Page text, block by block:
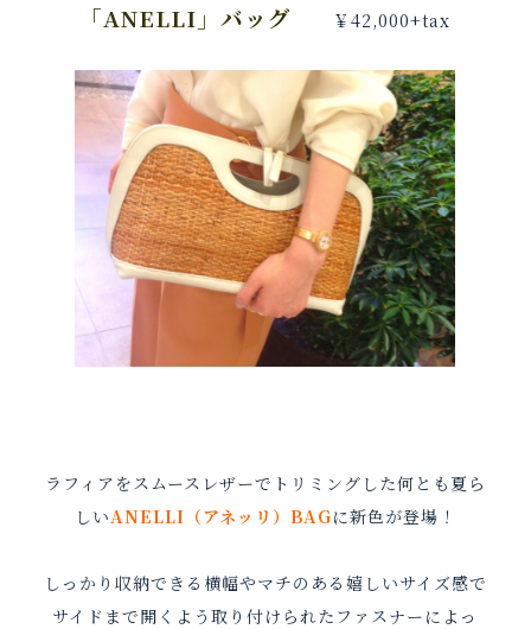
「ANELLI」バッグ ￥42,000+tax
ラフィアをスムースレザーでトリミングした何とも夏ら
しいANELLI（アネッリ）BAGに新色が登場！
しっかり収納できる横幅やマチのある嬉しいサイズ感で
サイドまで開くよう取り付けられたファスナーによっ